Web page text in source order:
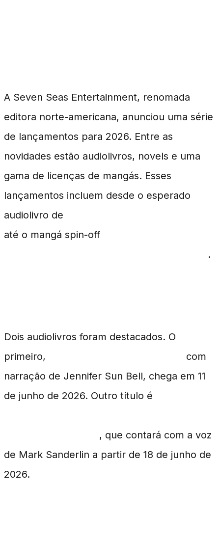
A Seven Seas Entertainment, renomada
editora norte-americana, anunciou uma série
de lançamentos para 2026. Entre as
novidades estão audiolivros, novels e uma
gama de licenças de mangás. Esses
lançamentos incluem desde o esperado
audiolivro de
até o mangá spin-off
.
Dois audiolivros foram destacados. O
primeiro,
com
narração de Jennifer Sun Bell, chega em 11
de junho de 2026. Outro título é
, que contará com a voz
de Mark Sanderlin a partir de 18 de junho de
2026.